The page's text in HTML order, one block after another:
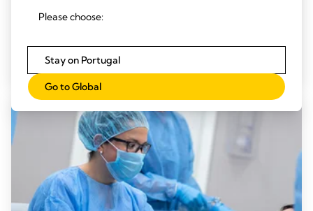
de uso médico con filtros para virus y
Saiba mais
Please choose:
Stay on Portugal
Go to Global